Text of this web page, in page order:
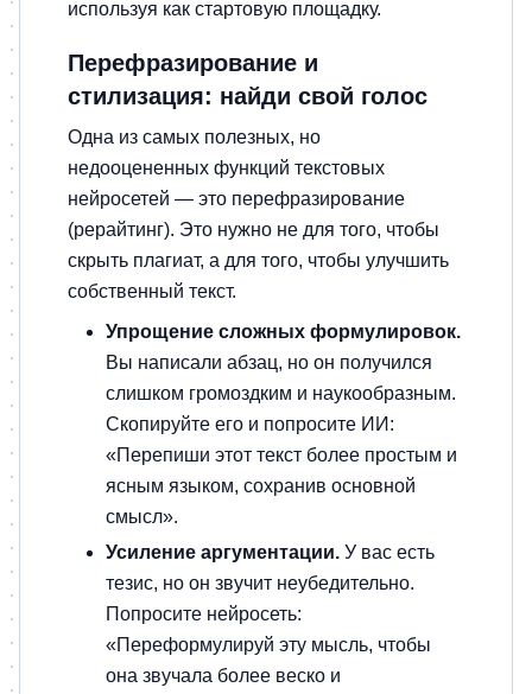
используя как стартовую площадку.
Перефразирование и
стилизация: найди свой голос
Одна из самых полезных, но
недооцененных функций текстовых
нейросетей — это перефразирование
(рерайтинг). Это нужно не для того, чтобы
скрыть плагиат, а для того, чтобы улучшить
собственный текст.
Упрощение сложных формулировок.
Вы написали абзац, но он получился
слишком громоздким и наукообразным.
Скопируйте его и попросите ИИ:
«Перепиши этот текст более простым и
ясным языком, сохранив основной
смысл».
Усиление аргументации. У вас есть
тезис, но он звучит неубедительно.
Попросите нейросеть:
«Переформулируй эту мысль, чтобы
она звучала более веско и